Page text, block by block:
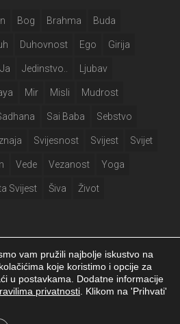
Bog Brahma Buda
Duhovnost Ego Girija
Ja Jedinstvo.. Ljubav
Mir Misli Mudrost
Sai Baba Sebstvo
Svijesnost Svijest Svijet
Vede Vezanost Yoga
Svijest Šiva Život
|Postavke kolačića|Izrada web
vam pružili najbolje iskustvo na
koje koristimo i opcije za
u postavkama. Dodatne informacije
privatnosti . Klikom na 'Prihvati'